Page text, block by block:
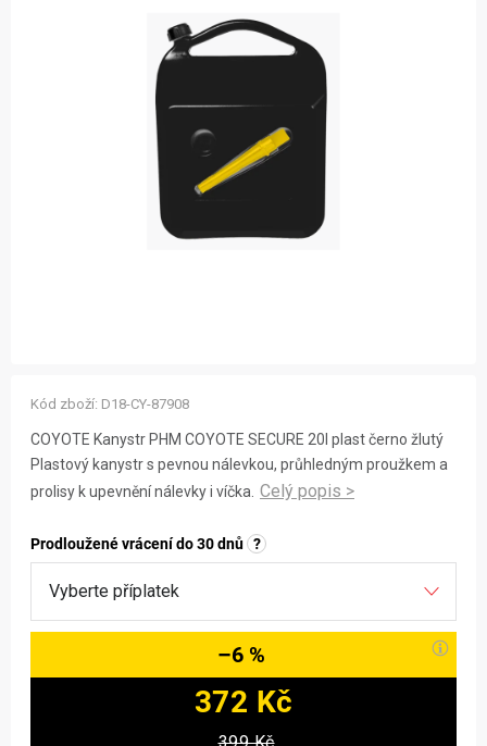
COYOTE Kanystr PHM COYOTE SECURE 20l plast černo žlutý
Plastový kanystr s pevnou nálevkou, průhledným proužkem a
prolisy k upevnění nálevky i víčka.
Prodloužené vrácení do 30 dnů ?
–6 %
372 Kč
Kód zboží: D18-CY-87908